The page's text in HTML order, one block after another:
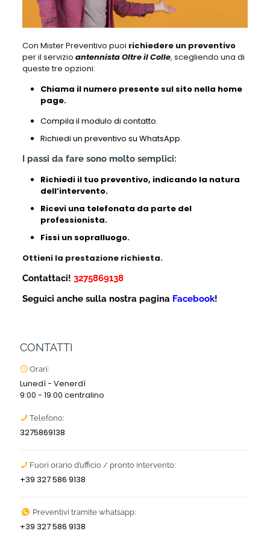
Con Mister Preventivo puoi richiedere un preventivo
per il servizio antennista Oltre il Colle, scegliendo una di
queste tre opzioni:
Chiama il numero presente sul sito nella home
page.
Compila il modulo di contatto.
Richiedi un preventivo su WhatsApp.
I passi da fare sono molto semplici:
Richiedi il tuo preventivo, indicando la natura
dell’intervento.
Ricevi una telefonata da parte del
professionista.
Fissi un sopralluogo.
Ottieni la prestazione richiesta.
Contattaci! 3275869138
Seguici anche sulla nostra pagina Facebook!
CONTATTI
Orari:
Lunedì - Venerdì
9:00 - 19:00 centralino
Telefono:
3275869138
Fuori orario d’ufficio / pronto intervento:
+39 327 586 9138
Preventivi tramite whatsapp:
+39 327 586 9138